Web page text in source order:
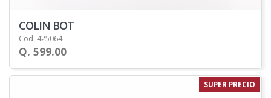
COLIN BOT
Cod. 425064
Q. 599.00
SUPER PRECIO